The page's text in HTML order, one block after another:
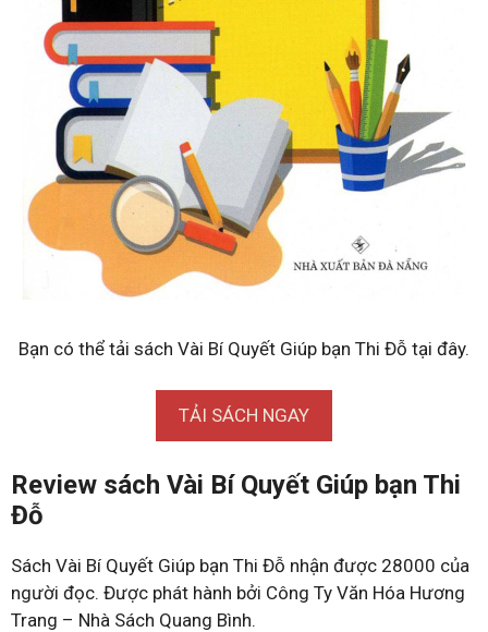
Bạn có thể tải sách Vài Bí Quyết Giúp bạn Thi Đỗ tại đây.
TẢI SÁCH NGAY
Review sách Vài Bí Quyết Giúp bạn Thi
Đỗ
Sách Vài Bí Quyết Giúp bạn Thi Đỗ nhận được 28000 của
người đọc. Được phát hành bởi Công Ty Văn Hóa Hương
Trang – Nhà Sách Quang Bình.